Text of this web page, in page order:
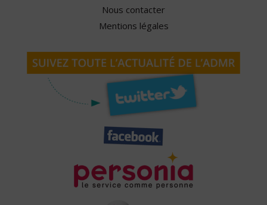
Nous contacter
Mentions légales